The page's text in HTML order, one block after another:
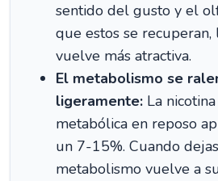
sentido del gusto y el
que estos se recuperan,
vuelve más atractiva.
El metabolismo se
ligeramente: La
metabólica en reposo
un 7-15%. Cuando
metabolismo vuelve a